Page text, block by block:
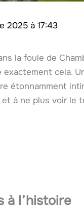
2025 à 17:43
la foule de
exactement cela.
étonnamment
et à ne plus voir le
à l’histoire